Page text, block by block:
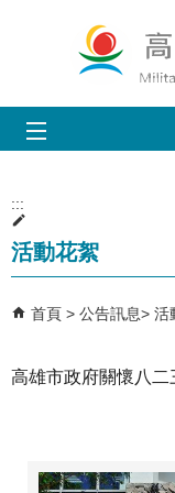
跳到主要內容區塊
:::
活動花絮
首頁 公告訊息 活
高雄市政府關懷八